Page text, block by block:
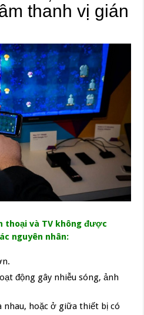
thanh vị gián
thoại và TV không được
nguyên nhân:
động gây nhiễu sóng, ảnh
nhau, hoặc ở giữa thiết bị có